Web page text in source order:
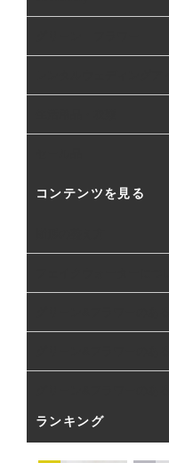
コンテンツを見る
ランキング